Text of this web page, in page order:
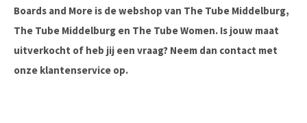
Boards and More is de webshop van The Tube Middelburg,
The Tube Middelburg en The Tube Women. Is jouw maat
uitverkocht of heb jij een vraag? Neem dan contact met
onze klantenservice op.